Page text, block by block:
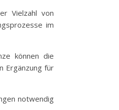
Vielzahl von
im
können die
Ergänzung für
notwendig